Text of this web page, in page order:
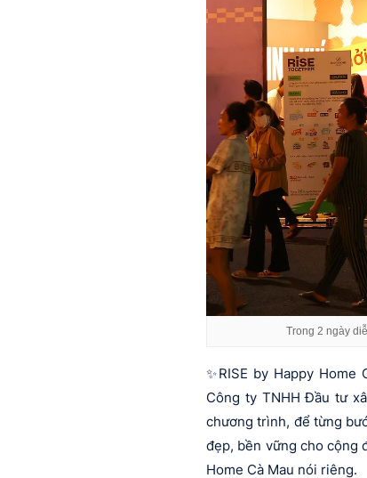
Trong 2 ngày
✨RISE by Happy
Công ty TNHH Đầu tư
chương trình, để từng
đẹp, bền vững cho cộng
Home Cà Mau nói riêng.